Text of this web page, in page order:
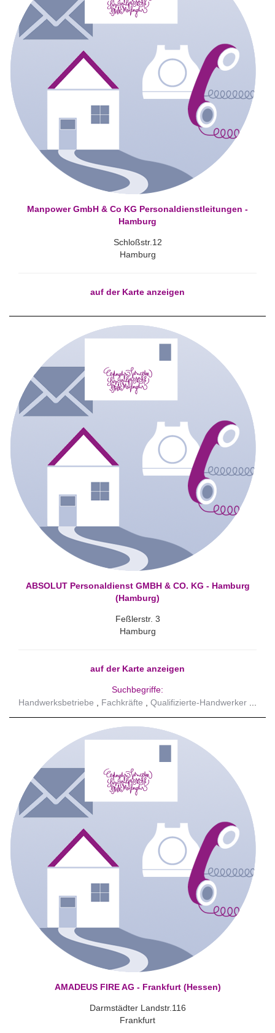
Manpower GmbH & Co KG Personaldienstleitungen -
Hamburg
Schloßstr.12
Hamburg
auf der Karte anzeigen
ABSOLUT Personaldienst GMBH & CO. KG - Hamburg
(Hamburg)
Feßlerstr. 3
Hamburg
auf der Karte anzeigen
Suchbegriffe:
Handwerksbetriebe
Fachkräfte Qualifizierte-Handwerker
AMADEUS FIRE AG - Frankfurt (Hessen)
Darmstädter Landstr.116
Frankfurt